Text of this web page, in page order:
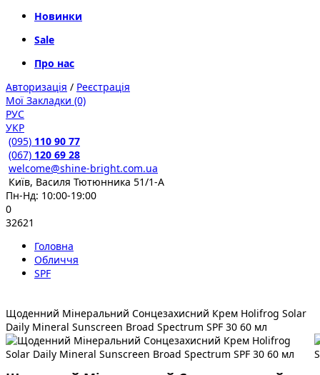
Новинки
Sale
Про нас
Авторизація / Реєстрація
Мої Закладки (0)
РУС
УКР
(095) 110 90 77
(067) 120 69 28
welcome@shine-bright.com.ua
Київ, Василя Тютюнника 51/1-А
Пн-Нд: 10:00-19:00
0
32621
Головна
Обличчя
SPF
Щоденний Мінеральний Сонцезахисний Крем Holifrog Solar
Daily Mineral Sunscreen Broad Spectrum SPF 30 60 мл